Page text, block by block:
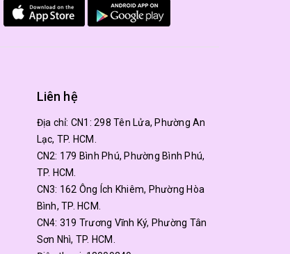
Liên hệ
Địa chỉ: CN1: 298 Tên Lửa, Phường An
Lạc, TP. HCM.
CN2: 179 Bình Phú, Phường Bình Phú,
TP. HCM.
CN3: 162 Ông Ích Khiêm, Phường Hòa
Bình, TP. HCM.
CN4: 319 Trương Vĩnh Ký, Phường Tân
Sơn Nhì, TP. HCM.